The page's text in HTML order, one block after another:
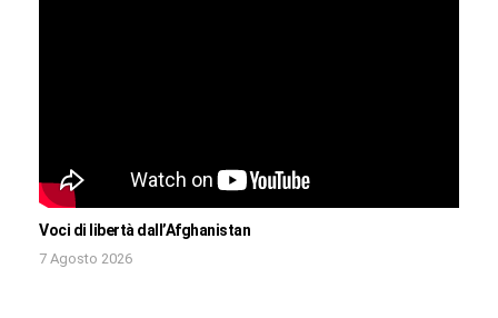
Voci di libertà dall’Afghanistan
7 Agosto 2026